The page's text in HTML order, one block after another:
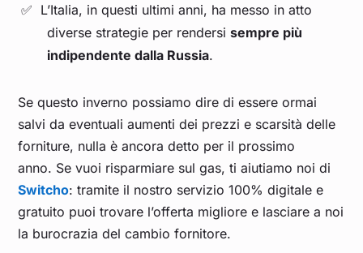
L’Italia, in questi ultimi anni, ha messo in atto
diverse strategie per rendersisempre più
indipendente dalla Russia.
Se questo inverno possiamo dire di essere ormai
salvi da eventuali aumenti dei prezzi e scarsità delle
forniture, nulla è ancora detto per il prossimo
anno. Se vuoi risparmiare sul gas, ti aiutiamo noi di
Switcho: tramite il nostro servizio 100% digitale e
gratuito puoi trovare l’offerta migliore e lasciare a noi
la burocrazia del cambio fornitore.